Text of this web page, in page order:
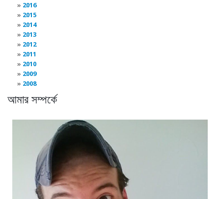
2016
2015
2014
2013
2012
2011
2010
2009
2008
আমার সম্পর্কে